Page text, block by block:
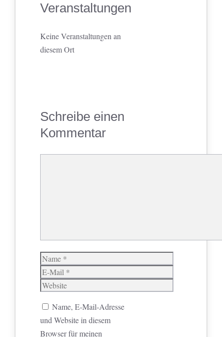
Veranstaltungen
Keine Veranstaltungen an
diesem Ort
Schreibe einen
Kommentar
Name
E-
Mail
Website
Name, E-Mail-Adresse
und Website in diesem
Browser für meinen